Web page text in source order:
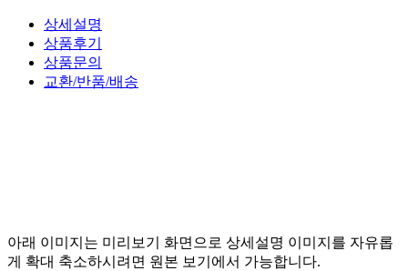
상세설명
상품후기
상품문의
교환/반품/배송
아래 이미지는 미리보기 화면으로 상세설명 이미지를 자유롭
게 확대 축소하시려면 원본 보기에서 가능합니다.